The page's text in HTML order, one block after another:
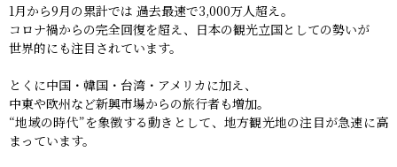
1月から9月の累計では 過去最速で3,000万人超え。
コロナ禍からの完全回復を超え、日本の観光立国としての勢いが
世界的にも注目されています。
とくに中国・韓国・台湾・アメリカに加え、
中東や欧州など新興市場からの旅行者も増加。
“地域の時代”を象徴する動きとして、地方観光地の注目が急速に高
まっています。